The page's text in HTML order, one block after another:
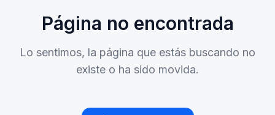
Página no encontrada
Lo sentimos, la página que estás buscando no
existe o ha sido movida.